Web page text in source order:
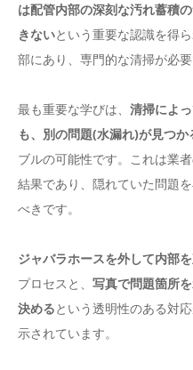
は配管内部の深刻な汚れ蓄積
きないという重要な認識を得
部にあり、専門的な清掃が必要
最も重要な学びは、 清掃によ
も、別の問題(水漏れ)が見つか
ブルの可能性です。これは業
結果であり、隠れていた問題
べきです。
ジャバラホースを外して内部
プロセスと、 写真で問題箇所
決めるという透明性のある対
示されています。